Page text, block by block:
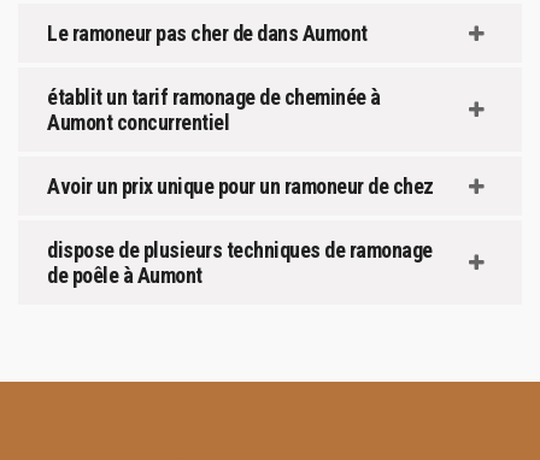
Le ramoneur pas cher de dans Aumont
établit un tarif ramonage de cheminée à
Aumont concurrentiel
Avoir un prix unique pour un ramoneur de chez
dispose de plusieurs techniques de ramonage
de poêle à Aumont